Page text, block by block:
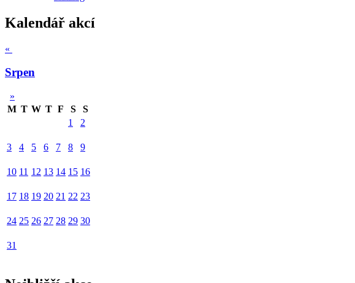
Kalendář akcí
«
Srpen
»
M T W T F S
S
1
2
3 4 5 6 7 8 9
10 11 12 13 14 15 16
17 18 19 20 21 22 23
24 25 26 27 28 29 30
31